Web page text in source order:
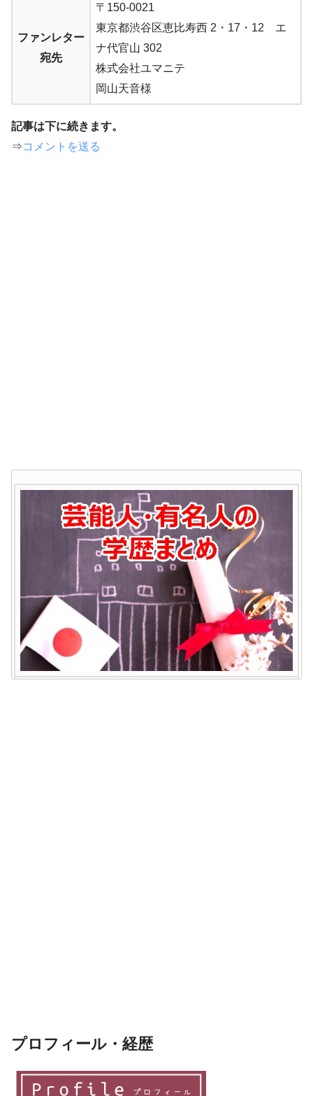
ファンレター
宛先
〒150-0021
東京都渋谷区恵比寿西 2・17・12 エ
ナ代官山 302
株式会社ユマニテ
岡山天音様
記事は下に続きます。
⇒コメントを送る
プロフィール・経歴